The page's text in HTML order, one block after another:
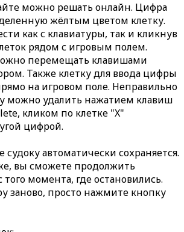
можно решать онлайн. Цифра
жёлтым цветом клетку.
как с клавиатуры, так и кликнув
рядом с игровым полем.
перемещать клавишами
Также клетку для ввода цифры
на игровом поле. Неправильно
можно удалить нажатием клавиш
кликом по клетке "X"
цифрой.
автоматически сохраняется.
вы сможете продолжить
момента, где остановились.
заново, просто нажмите кнопку